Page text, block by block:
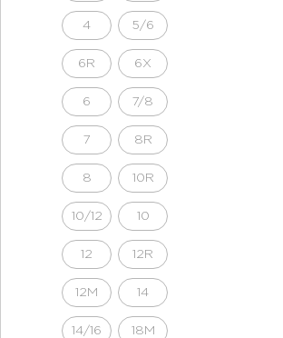
4 5/6
6R 6X
6 7/8
7 8R
8 10R
10/12 10
12 12R
12M 14
14/16 18M